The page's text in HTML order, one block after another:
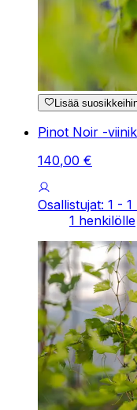
Lisää
Pinot Noir -
140,00 €
Osallistujat: 1 -
1 henkilölle